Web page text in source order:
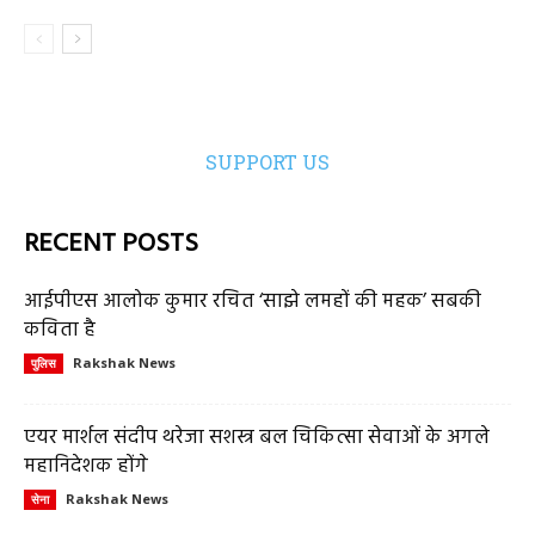
SUPPORT US
RECENT POSTS
आईपीएस आलोक कुमार रचित ‘साझे लमहों की महक’ सबकी
कविता है
पुलिस Rakshak News
एयर मार्शल संदीप थरेजा सशस्त्र बल चिकित्सा सेवाओं के अगले
महानिदेशक होंगे
सेना Rakshak News